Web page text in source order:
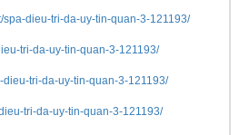
spa-dieu-tri-da-uy-tin-quan-3-121193/
tri-da-uy-tin-quan-3-121193/
dieu-tri-da-uy-tin-quan-3-121193/
tri-da-uy-tin-quan-3-121193/